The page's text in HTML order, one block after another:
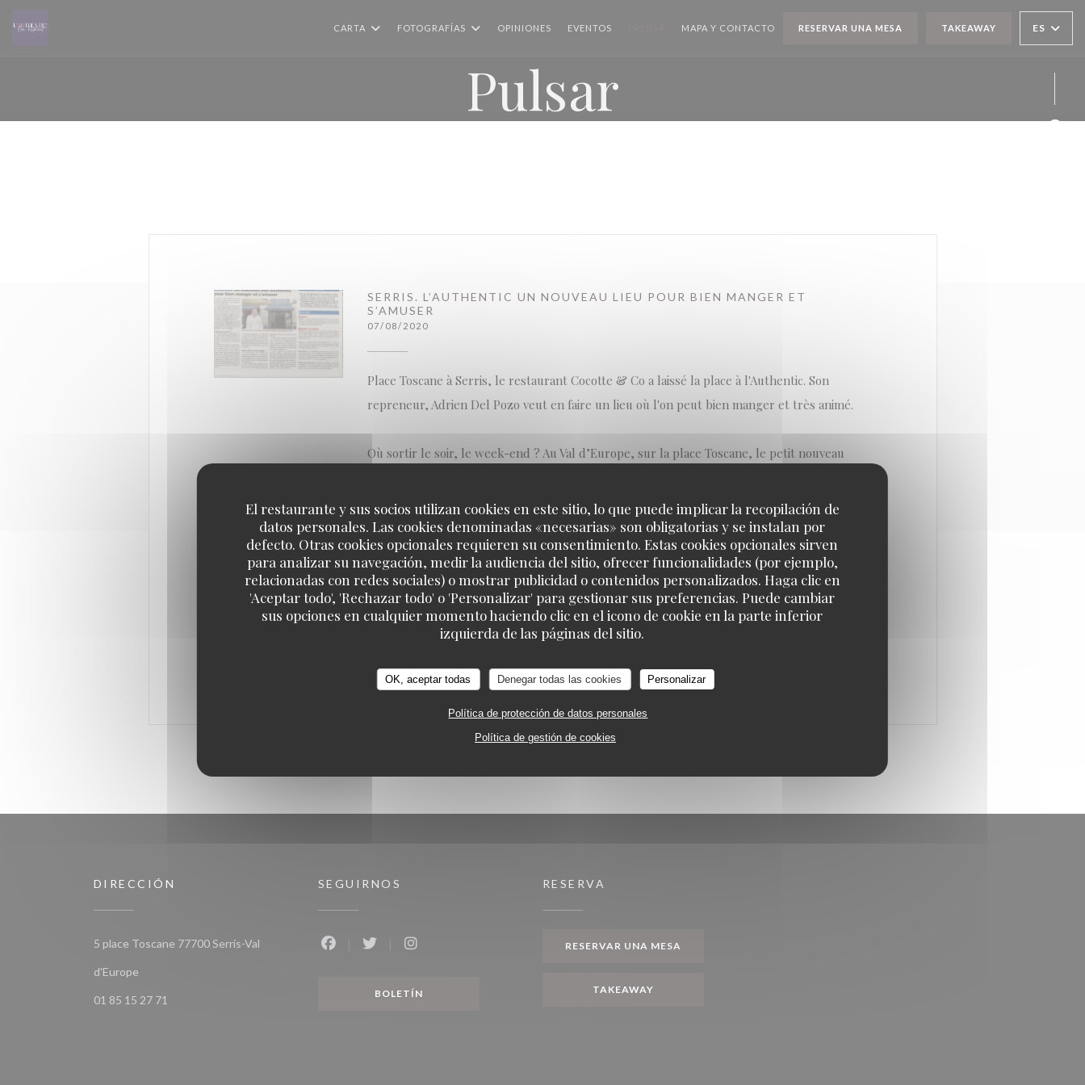
El restaurante y sus socios utilizan cookies en este sitio, lo que puede implicar la recopilación de
datos personales. Las cookies denominadas «necesarias» son obligatorias y se instalan por
defecto. Otras cookies opcionales requieren su consentimiento. Estas cookies opcionales sirven
para analizar su navegación, medir la audiencia del sitio, ofrecer funcionalidades (por ejemplo,
relacionadas con redes sociales) o mostrar publicidad o contenidos personalizados. Haga clic en
'Aceptar todo', 'Rechazar todo' o 'Personalizar' para gestionar sus preferencias. Puede cambiar
sus opciones en cualquier momento haciendo clic en el icono de cookie en la parte inferior
izquierda de las páginas del sitio.
OK, aceptar todas Denegar todas las cookies Personalizar
Política de protección de datos personales
Política de gestión de cookies
CARTA FOTOGRAFÍAS OPINIONES EVENTOS MAPA Y CONTACTO RESERVAR UNA MESA TAKEAWAY ES
Pulsar
SERRIS. L’AUTHENTIC UN NOUVEAU LIEU POUR BIEN MANGER ET
S’AMUSER
07/08/2020
Place Toscane à Serris, le restaurant Cocotte & Co a laissé la place à l'Authentic. Son
repreneur, Adrien Del Pozo veut en faire un lieu où l'on peut bien manger et très animé.
Où sortir le soir, le week-end ? Au Val d’Europe, sur la place Toscane, le petit nouveau
L’Authentic est né de la collaboration de deux associés. Adrien Del Pozo, entrepreneur
dans l’informatique puis dans la location de salles, et Olivier Souverain, traiteur depuis
vingt ans et partenaire de plusieurs restaurants parisiens. Adrien Del Pozo réalise un rêve
de jeunesse : créer un lieu bon enfant, aux influences typiquement françaises.
DIRECCIÓN
5 place Toscane 77700 Serris-Val
d'Europe((abre en una nueva ventana))
01 85 15 27 71
SEGUIRNOS
BOLETÍN
RESERVA
RESERVAR UNA MESA
TAKEAWAY